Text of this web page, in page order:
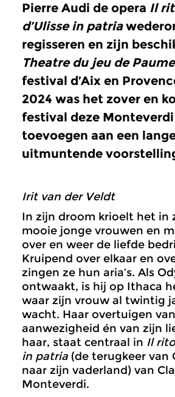
Pierre Audi de opera Il
d’Ulisse in patria
regisseren en zijn
Theatre du jeu de Paume
festival d’Aix en
2024 was het zover en
festival deze
toevoegen aan een
uitmuntende
Irit van der Veldt
In zijn droom krioelt het in
mooie jonge vrouwen en
over en weer de liefde
Kruipend over elkaar en
zingen ze hun aria’s. Als
ontwaakt, is hij op Ithaca
waar zijn vrouw al twintig
wacht. Haar overtuigen
aanwezigheid én van zijn
haar, staat centraal in Il
in patria (de terugkeer van
naar zijn vaderland) van
Monteverdi.